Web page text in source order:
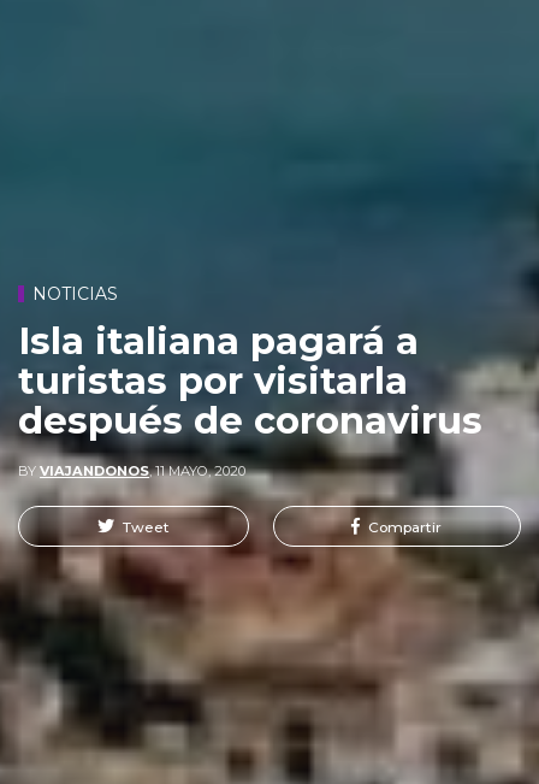
NOTICIAS
Isla italiana pagará a
turistas por visitarla
después de coronavirus
BY VIAJANDONOS,11 MAYO, 2020
Tweet Compartir